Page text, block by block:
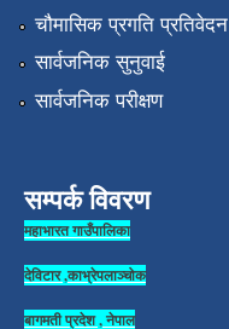
चौमासिक प्रगति प्रतिवेदन
सार्वजनिक सुनुवाई
सार्वजनिक परीक्षण
सम्पर्क विवरण
महाभारत गाउँपालिका
देविटार ,काभ्रेपलाञ्चोक
बागमती प्रदेश , नेपाल